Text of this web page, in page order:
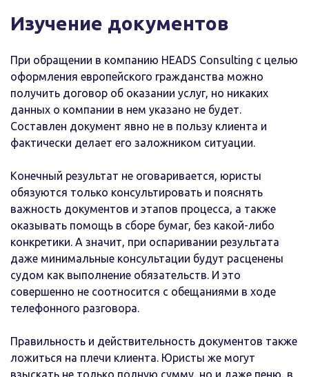
Изучение документов
При обращении в компанию HEADS Consulting с целью
оформления европейского гражданства можно
получить договор об оказании услуг, но никаких
данных о компании в нем указано не будет.
Составлен документ явно не в пользу клиента и
фактически делает его заложником ситуации.
Конечный результат не оговаривается, юристы
обязуются только консультировать и пояснять
важность документов и этапов процесса, а также
оказывать помощь в сборе бумаг, без какой-либо
конкретики. А значит, при оспаривании результата
даже минимальные консультации будут расценены
судом как выполнение обязательств. И это
совершенно не соотносится с обещаниями в ходе
телефонного разговора.
Правильность и действительность документов также
ложиться на плечи клиента. Юристы же могут
взыскать не только полную сумму, но и даже пеню, в